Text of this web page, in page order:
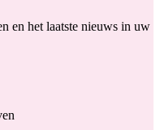
en het laatste nieuws in uw